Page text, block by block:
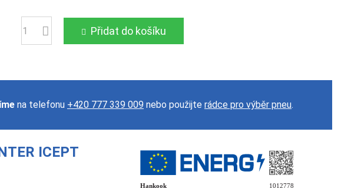
Počet Přidat do košíku
na telefonu +420 777 339 009 nebo použijte rádce pro výběr pneu.
ICEPT